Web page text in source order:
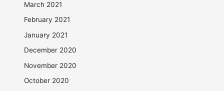
March 2021
February 2021
January 2021
December 2020
November 2020
October 2020